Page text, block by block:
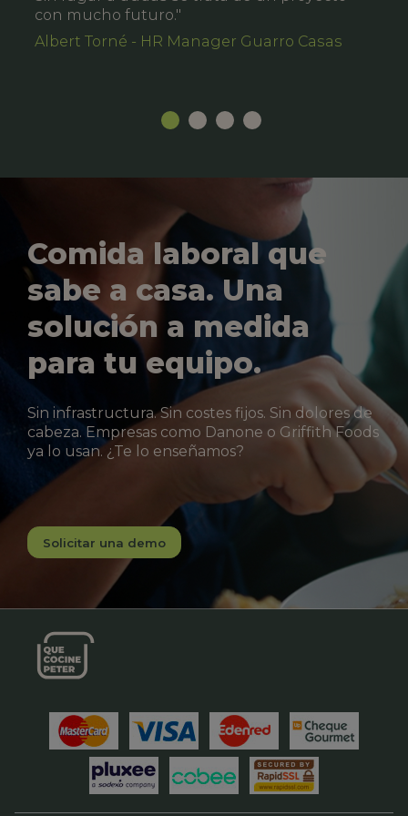
con mucho futuro."
Albert Torné - HR Manager Guarro Casas
Comida laboral que
sabe a casa. Una
solución a medida
para tu equipo.
Sin infrastructura. Sin costes fijos. Sin dolores de
cabeza. Empresas como Danone o Griffith Foods
ya lo usan. ¿Te lo enseñamos?
Solicitar una demo